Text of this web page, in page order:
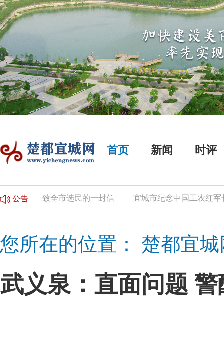
首页 新闻 时评
公告
告 致全市选民的一封信 宜城市纪念中国工农红军长
您所在的位置： 楚都宜城
武义泉：直面问题